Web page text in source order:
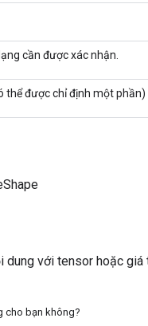
cần được xác nhận.
thể được chỉ định một
dung với tensor hoặc giá
cho bạn không?